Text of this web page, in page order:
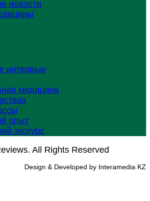
новости
интервью
медицина
опыт
экскурс
All Rights Reserved
Design & Developed by Interamedia KZ